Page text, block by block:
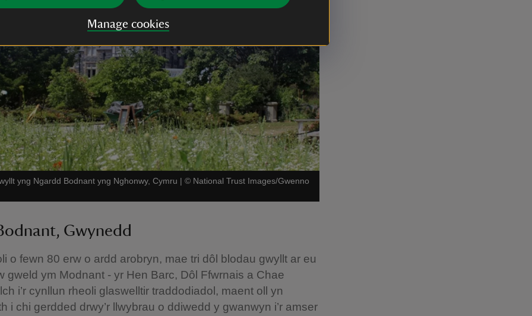
Manage cookies
yng Ngardd Bodnant yng Nghonwy, Cymru | © National Trust Images/Gwenno
Gwynedd
o fewn 80 erw o ardd arobryn, mae tri dôl blodau gwyllt ar eu
gweld ym Modnant - yr Hen Barc, Dôl Ffwrnais a Chae
i’r cynllun rheoli glaswelltir traddodiadol, maent oll yn
i chi gerdded drwy’r llwybrau o ddiwedd y gwanwyn i’r amser